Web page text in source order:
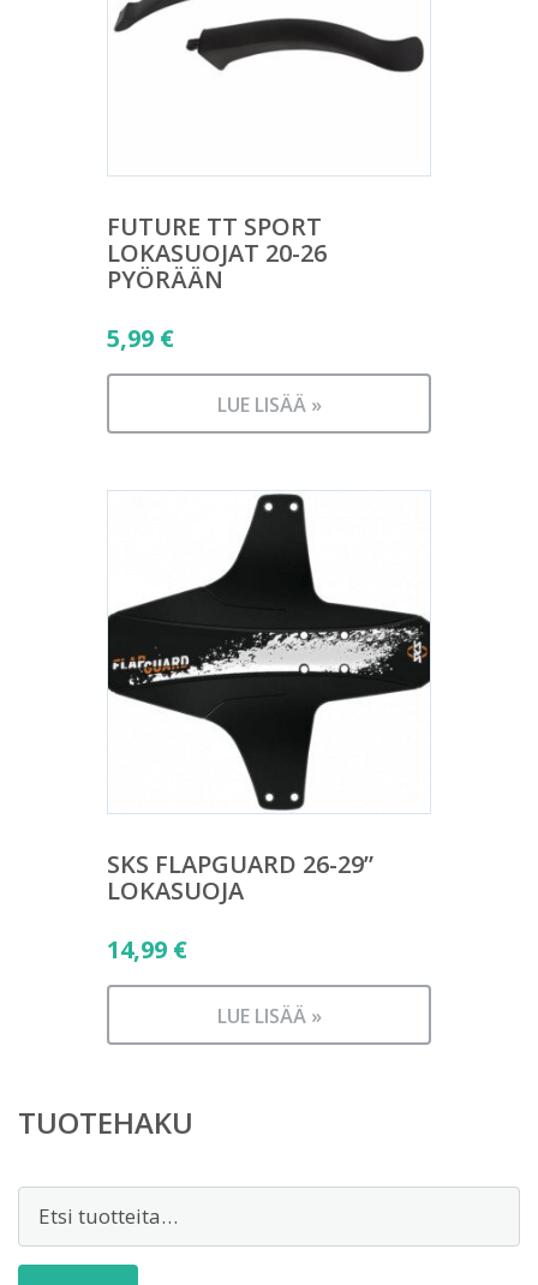
FUTURE TT SPORT
LOKASUOJAT 20-26
PYÖRÄÄN
5,99 €
LUE LISÄÄ »
SKS FLAPGUARD 26-29”
LOKASUOJA
14,99 €
LUE LISÄÄ »
TUOTEHAKU
Etsi: